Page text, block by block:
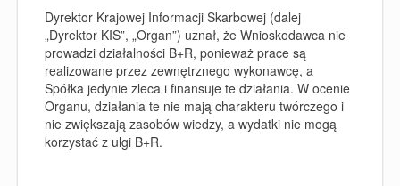
Dyrektor Krajowej Informacji Skarbowej (dalej
„Dyrektor KIS”, „Organ”) uznał, że Wnioskodawca nie
prowadzi działalności B+R, ponieważ prace są
realizowane przez zewnętrznego wykonawcę, a
Spółka jedynie zleca i finansuje te działania. W ocenie
Organu, działania te nie mają charakteru twórczego i
nie zwiększają zasobów wiedzy, a wydatki nie mogą
korzystać z ulgi B+R.